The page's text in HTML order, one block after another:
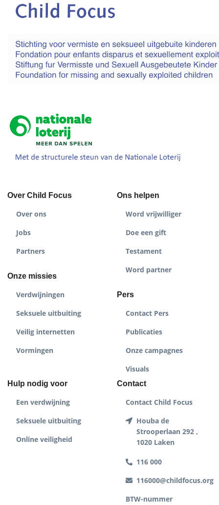
Over Child Focus
Over ons
Jobs
Partners
Onze missies
Verdwijningen
Seksuele uitbuiting
Veilig internetten
Vormingen
Ons helpen
Word vrijwilliger
Doe een gift
Testament
Word partner
Pers
Contact Pers
Publicaties
Onze campagnes
Visuals
Hulp nodig voor
Een verdwijning
Seksuele uitbuiting
Online veiligheid
Contact
Contact Child Focus
Houba de
Strooperlaan 292 ,
1020 Laken
116 000
116000@childfocus.org
BTW-nummer